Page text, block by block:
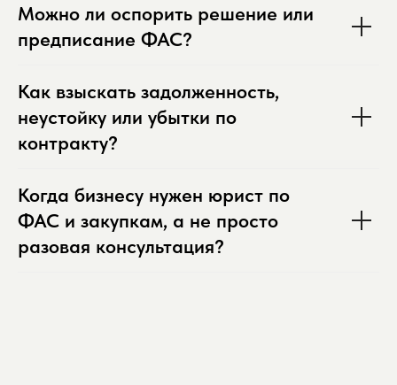
Можно ли оспорить решение или
предписание ФАС?
Как взыскать задолженность,
неустойку или убытки по
контракту?
Когда бизнесу нужен юрист по
ФАС и закупкам, а не просто
разовая консультация?